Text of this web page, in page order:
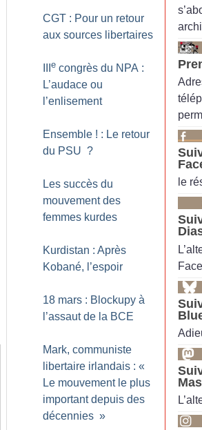
CGT : Pour un retour
aux sources libertaires
e congrès du NPA :
L’audace ou
l’enlisement
Ensemble ! : Le retour
du PSU ?
Les succès du
mouvement des
femmes kurdes
Kurdistan : Après
Kobané, l’espoir
18 mars : Blockupy à
l’assaut de la BCE
Mark, communiste
libertaire irlandais : «
Le mouvement le plus
important depuis des
décennies »
le